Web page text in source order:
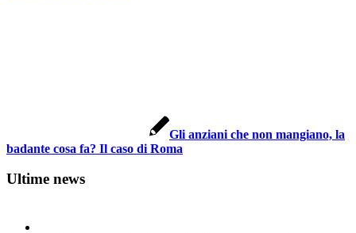
Gli anziani che non mangiano, la
badante cosa fa? Il caso di Roma
Ultime news